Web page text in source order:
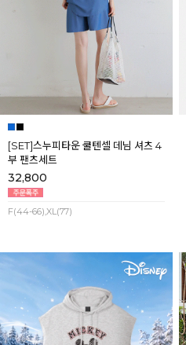
[SET]스누피타운 쿨텐셀 데님 셔츠 4
부 팬츠세트
32,800
F(44-66),XL(77)